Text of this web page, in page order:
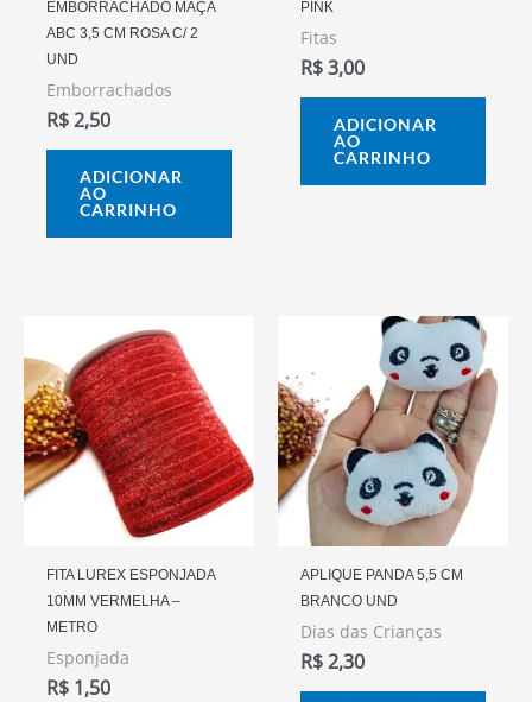
EMBORRACHADO MAÇÃ
ABC 3,5 CM ROSA C/ 2
UND
Emborrachados
R$2,50
ADICIONAR
AO
CARRINHO
PINK
Fitas
R$3,00
ADICIONAR
AO
CARRINHO
FITA LUREX ESPONJADA
10MM VERMELHA –
METRO
Esponjada
R$ 1,50
APLIQUE PANDA 5,5 CM
BRANCO UND
Dias das Crianças
R$2,30